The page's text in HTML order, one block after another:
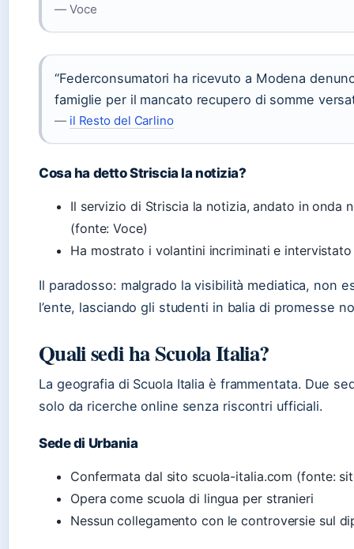
— Voce
“Federconsumatori ha ricevuto a Modena
famiglie per il mancato recupero di somme
— il Resto del Carlino
Cosa ha detto Striscia la notizia?
Il servizio di Striscia la notizia, andato in onda
(fonte: Voce)
Ha mostrato i volantini incriminati e
Il paradosso: malgrado la visibilità mediatica, non
l’ente, lasciando gli studenti in balia di promesse
Quali sedi ha Scuola Italia?
La geografia di Scuola Italia è frammentata. Due
solo da ricerche online senza riscontri ufficiali.
Sede di Urbania
Confermata dal sito scuola-italia.com (fonte:
Opera come scuola di lingua per stranieri
Nessun collegamento con le controversie sul